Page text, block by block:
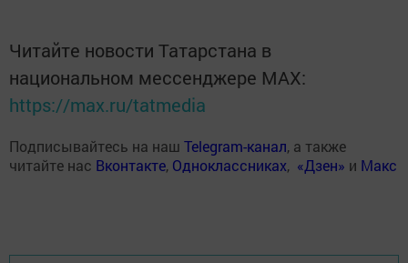
Читайте новости Татарстана в
национальном мессенджере MАХ:
https://max.ru/tatmedia
Подписывайтесь на наш Telegram-канал, а также
читайте нас Вконтакте, Одноклассниках, «Дзен» и Макс